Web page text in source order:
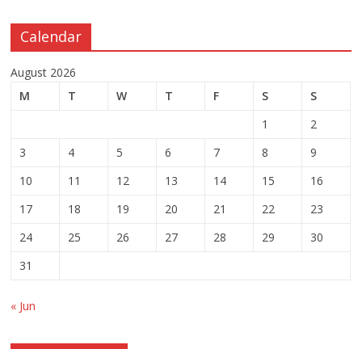
Calendar
August 2026
M
T W T F S
S
1
2
3
4 5 6 7 8
9
10
11 12 13 14 15
16
17
18 19 20 21 22
23
24
25 26 27 28 29
30
31
« Jun